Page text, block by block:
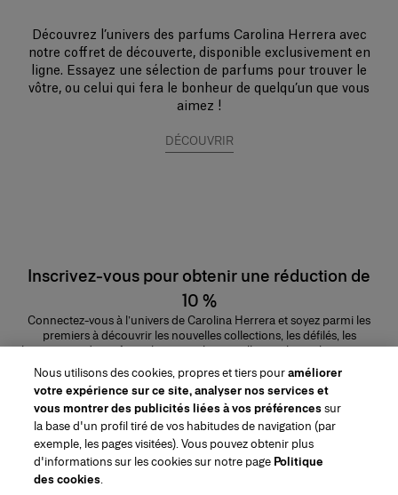
Découvrez l’univers des parfums Carolina Herrera avec
notre coffret de découverte, disponible exclusivement en
ligne. Essayez une sélection de parfums pour trouver le
vôtre, ou celui qui fera le bonheur de quelqu’un que vous
aimez !
DÉCOUVRIR
Inscrivez-vous pour obtenir une réduction de
10 %
Connectez-vous à l’univers de Carolina Herrera et soyez parmi les
premiers à découvrir les nouvelles collections, les défilés, les
lancements de parfums, les conseils maquillage et bien plus encore.
Adresse e-mail
Nous utilisons des cookies, propres et tiers pouraméliorer
votre expérience sur ce site, analyser nos services et
vous montrer des publicités liées à vos préférencessur
la base d'un profil tiré de vos habitudes de navigation (par
exemple, les pages visitées). Vous pouvez obtenir plus
d'informations sur les cookies sur notre page Politique
des cookies.